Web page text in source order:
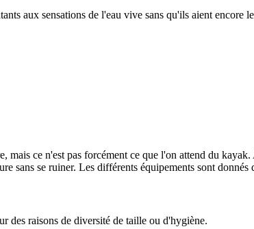
aux sensations de l'eau vive sans qu'ils aient encore
mais ce n'est pas forcément ce que l'on attend du
sans se ruiner. Les différents équipements sont
des raisons de diversité de taille ou d'hygiène.